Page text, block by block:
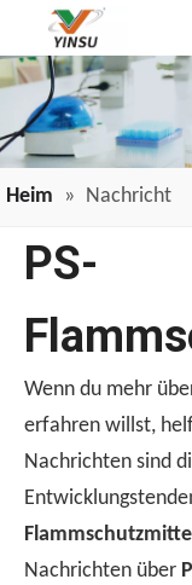
Heim » Nachricht
PS-
Wenn du mehr
erfahren willst,
Nachrichten sind
Nachrichten über